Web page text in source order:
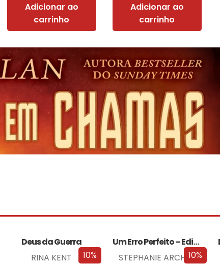
Adicionar ao
carrinho
Adicionar ao
carrinho
10%
Deus da Guerra
RINA KENT
10%
Um Erro Perfeito – Edição com EDGES
STEPHANIE ARCHER